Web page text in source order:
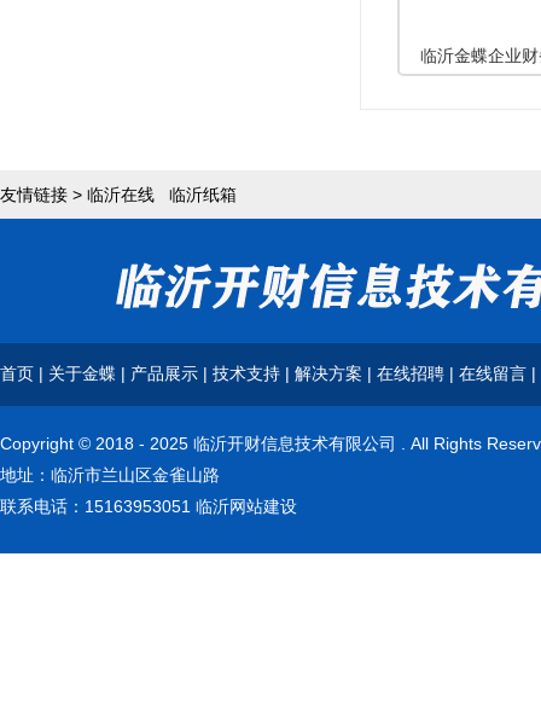
临沂金蝶企业
友情链接 > 临沂在线 临沂纸箱
首页 | 关于金蝶 | 产品展示 | 技术支持 | 解决方案 | 在线招聘 | 在线留言 |
Copyright © 2018 - 2025 临沂开财信息技术有限公司 . All Rights
地址：临沂市兰山区金雀山路
联系电话：15163953051 临沂网站建设